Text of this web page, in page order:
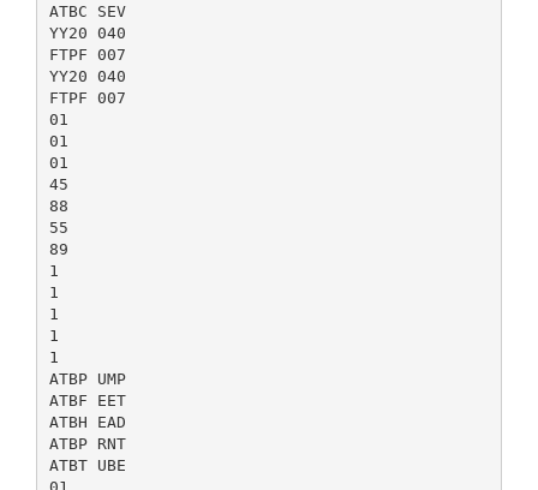
ATBC SEV
YY20 040
FTPF 007
YY20 040
FTPF 007
01
01
01
45
88
55
89
1
1
1
1
1
ATBP UMP
ATBF EET
ATBH EAD
ATBP RNT
ATBT UBE
01